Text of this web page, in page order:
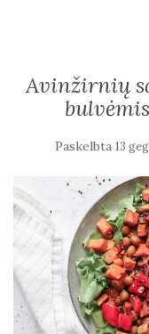
Avinžirnių
Paskelbta 13